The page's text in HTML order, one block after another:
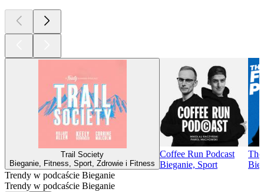
Trail Society
Bieganie, Fitness, Sport, Zdrowie i Fitness
Coffee Run Podcast
Bieganie, Sport
Trendy w podcaście Bieganie
Trendy w podcaście Bieganie